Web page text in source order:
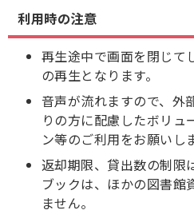
利用時の注意
再生途中で画面を閉じて
の再生となります。
音声が流れますので、外
りの方に配慮したボリュ
ン等のご利用をお願いし
返却期限、貸出数の制限
ブックは、ほかの図書館
ません。